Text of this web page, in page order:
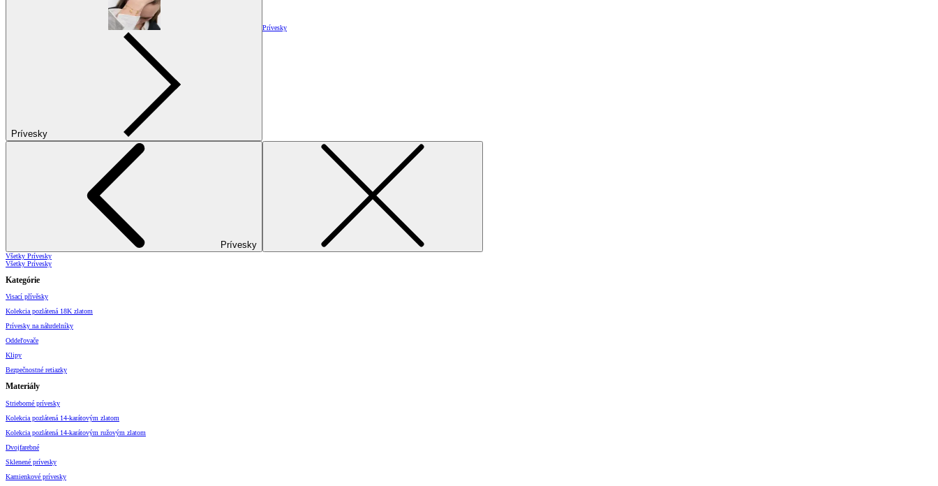
Prívesky
Prívesky
Prívesky
Všetky Prívesky
Všetky Prívesky
Kategórie
Visací přívěsky
Kolekcia pozlátená 18K zlatom
Prívesky na náhrdelníky
Oddeľovače
Klipy
Bezpečnostné retiazky
Materiály
Strieborné prívesky
Kolekcia pozlátená 14-karátovým zlatom
Kolekcia pozlátená 14-karátovým ružovým zlatom
Dvojfarebné
Sklenené prívesky
Kamienkové prívesky